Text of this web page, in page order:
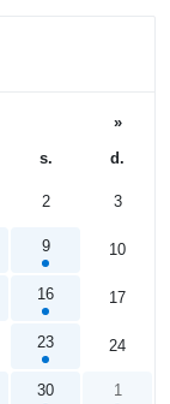
»
s. d.
2 3
9 10
16 17
23 24
30 1